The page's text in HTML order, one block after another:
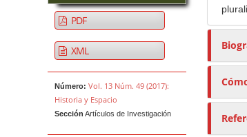
PDF
XML
Número: Vol. 13 Núm. 49 (2017):
Historia y Espacio
Sección Artículos de Investigación